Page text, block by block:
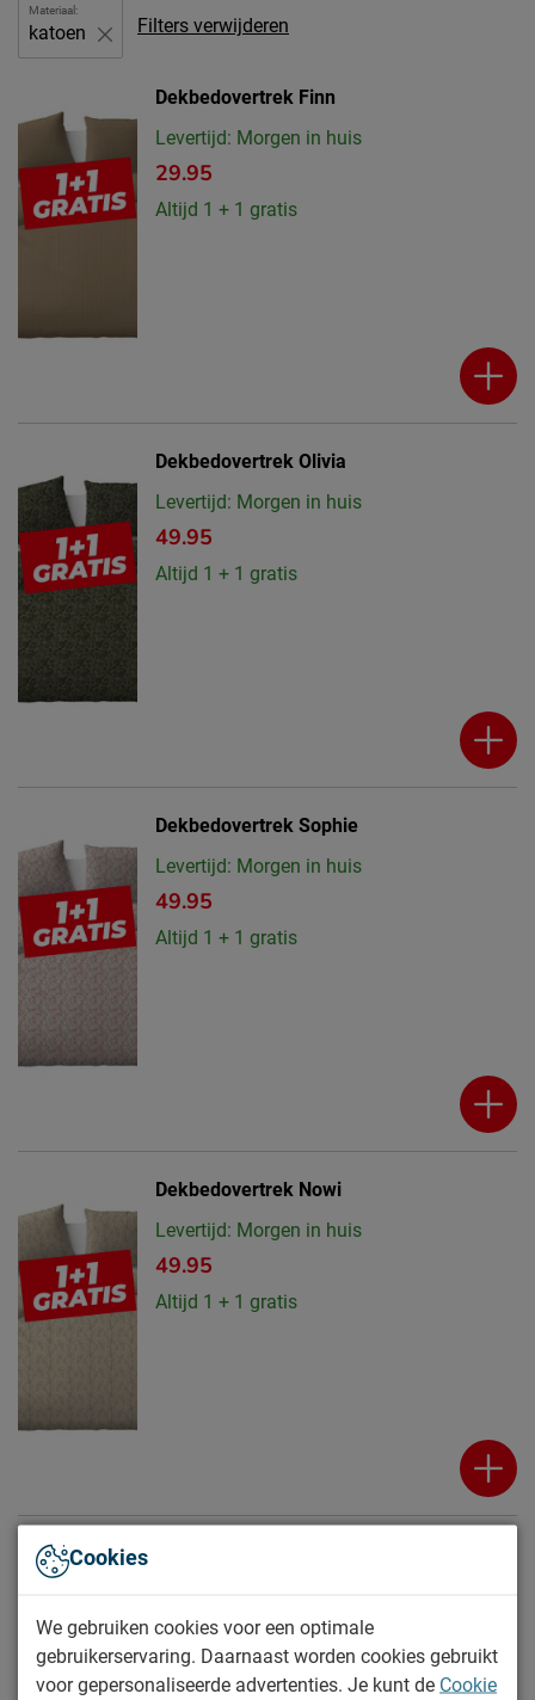
Filters verwijderen
Materiaal:
katoen
Dekbedovertrek Finn
Levertijd: Morgen in huis
29.95
Altijd 1 + 1 gratis
Dekbedovertrek Olivia
Levertijd: Morgen in huis
49.95
Altijd 1 + 1 gratis
Dekbedovertrek Sophie
Levertijd: Morgen in huis
49.95
Altijd 1 + 1 gratis
Dekbedovertrek Nowi
Levertijd: Morgen in huis
49.95
Altijd 1 + 1 gratis
van4 resultaten
Katoenen dekbedovertrek kopen? Je vindt
Cookies
We gebruiken cookies voor een optimale
gebruikerservaring. Daarnaast worden cookies gebruikt
voor gepersonaliseerde advertenties. Je kunt de Cookie